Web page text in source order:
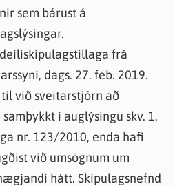
sem bárust á
frá
dags. 27. feb. 2019.
við sveitarstjórn að
í auglýsingu skv. 1.
nr. 123/2010, enda hafi
við umsögnum um
hátt. Skipulagsnefnd